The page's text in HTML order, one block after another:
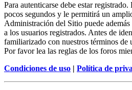
Para autenticarse debe estar
pocos segundos y le permitirá un
Administración del Sitio puede
a los usuarios registrados. Antes de
familiarizado con nuestros términos de
Por favor lea las reglas de los foros
Condiciones de uso | Política de